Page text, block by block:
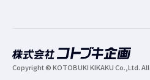
Copyright © KOTOBUKI KIKAKU Co.,Ltd.